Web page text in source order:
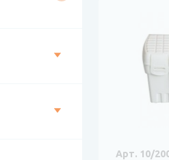
Арт. 10/